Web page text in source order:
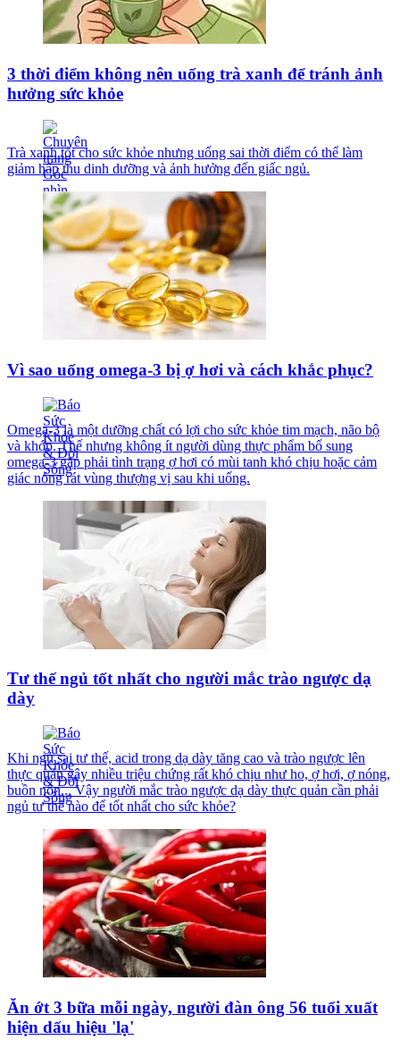
3 thời điểm không nên uống trà xanh để tránh ảnh
hưởng sức khỏe
Trà xanh tốt cho sức khỏe nhưng uống sai thời điểm có thể làm
giảm hấp thu dinh dưỡng và ảnh hưởng đến giấc ngủ.
Vì sao uống omega-3 bị ợ hơi và cách khắc phục?
Omega-3 là một dưỡng chất có lợi cho sức khỏe tim mạch, não bộ
và khớp. Thế nhưng không ít người dùng thực phẩm bổ sung
omega-3 gặp phải tình trạng ợ hơi có mùi tanh khó chịu hoặc cảm
giác nóng rát vùng thượng vị sau khi uống.
Tư thế ngủ tốt nhất cho người mắc trào ngược dạ
dày
Khi ngủ sai tư thế, acid trong dạ dày tăng cao và trào ngược lên
thực quản gây nhiều triệu chứng rất khó chịu như ho, ợ hơi, ợ nóng,
buồn nôn... Vậy người mắc trào ngược dạ dày thực quản cần phải
ngủ tư thế nào để tốt nhất cho sức khỏe?
Ăn ớt 3 bữa mỗi ngày, người đàn ông 56 tuổi xuất
hiện dấu hiệu 'lạ'